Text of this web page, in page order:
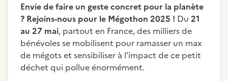
Envie de faire un geste concret pour la planète
? Rejoins-nous pour le Mégothon 2025 ! Du 21
au 27 mai, partout en France, des milliers de
bénévoles se mobilisent pour ramasser un max
de mégots et sensibiliser à l’impact de ce petit
déchet qui pollue énormément.